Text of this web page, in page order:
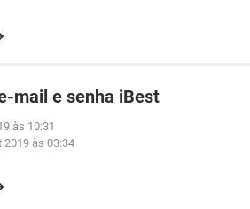
mail e senha iBest
às 10:31
2019 às 03:34